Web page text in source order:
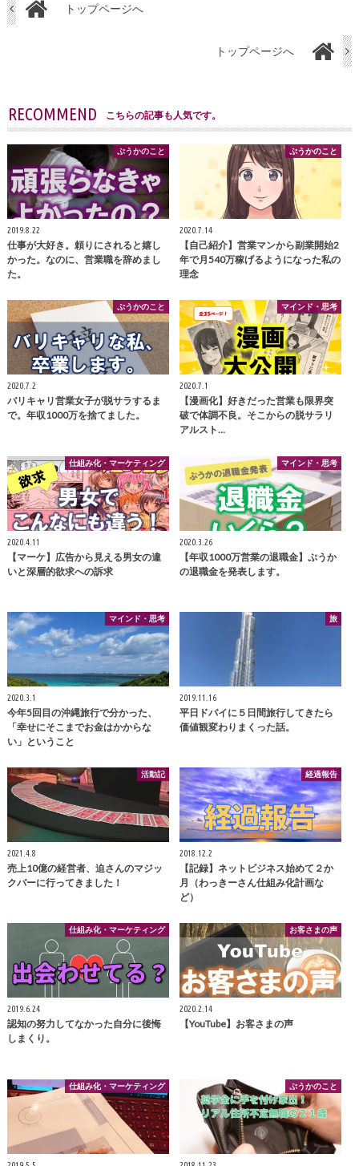
トップページへ
トップページへ
RECOMMEND こちらの記事も人気です。
ぷうかのこと
2019.8.22
仕事が大好き。頼りにされると嬉し
かった。なのに、営業職を辞めまし
た。
ぷうかのこと
2020.7.14
【自己紹介】営業マンから副業開始2
年で月540万稼げるようになった私の
理念
ぷうかのこと
2020.7.2
バリキャリ営業女子が脱サラするま
で。年収1000万を捨てました。
マインド・思考
2020.7.1
【漫画化】好きだった営業も限界突
破で体調不良。そこからの脱サラリ
アルスト…
仕組み化・マーケティング
2020.4.11
【マーケ】広告から見える男女の違
いと深層的欲求への訴求
マインド・思考
2020.3.26
【年収1000万営業の退職金】ぷうか
の退職金を発表します。
マインド・思考
2020.3.1
今年5回目の沖縄旅行で分かった、
「幸せにそこまでお金はかからな
い」ということ
旅
2019.11.16
平日ドバイに５日間旅行してきたら
価値観変わりまくった話。
活動記
2021.4.8
売上10億の経営者、迫さんのマジッ
クバーに行ってきました！
経過報告
2018.12.2
【記録】ネットビジネス始めて２か
月（わっきーさん仕組み化計画な
ど）
仕組み化・マーケティング
2019.6.24
認知の努力してなかった自分に後悔
しまくり。
お客さまの声
2020.2.14
【YouTube】お客さまの声
仕組み化・マーケティング ぷうかのこと